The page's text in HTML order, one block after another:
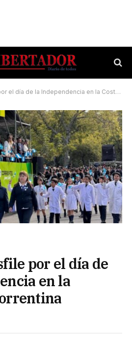
de la Independencia en la Costanera correntina
por el día de
en la